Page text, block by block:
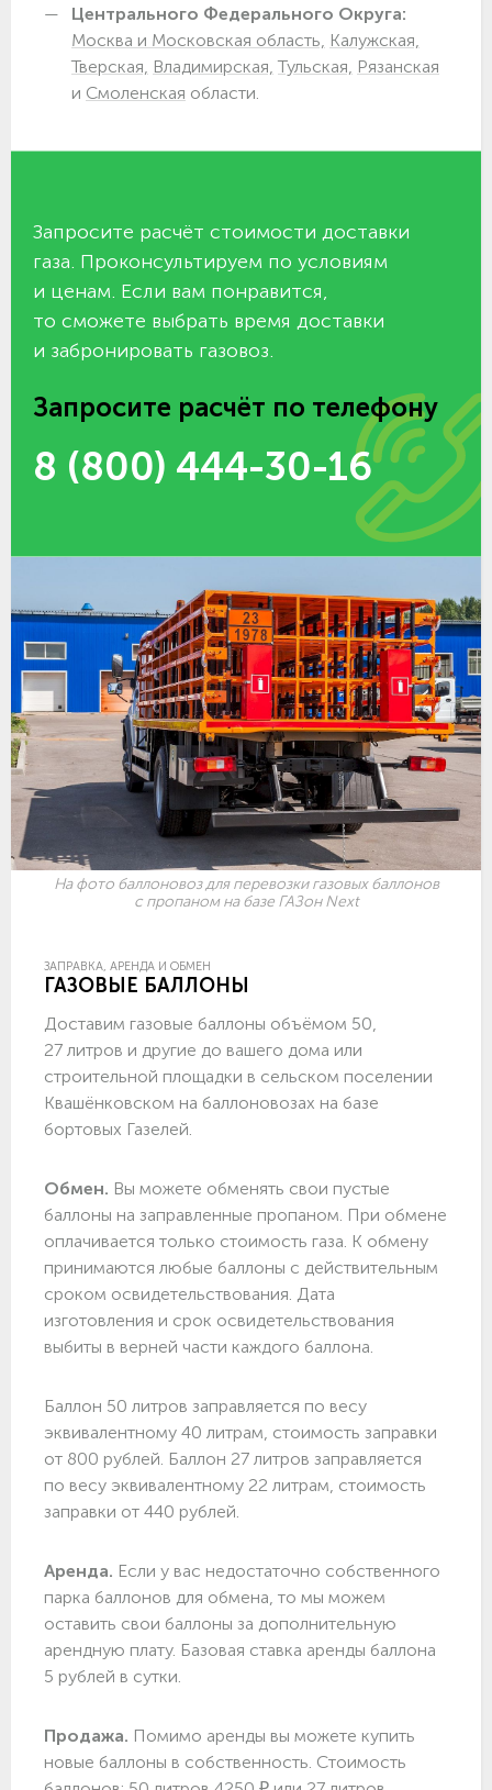
Центрального Федерального Округа:
Москва и Московская область, Калужская,
Тверская, Владимирская, Тульская, Рязанская
и Смоленская области.
Запросите расчёт стоимости доставки
газа. Проконсультируем по условиям
и ценам. Если вам понравится,
то сможете выбрать время доставки
и забронировать газовоз.
Запросите расчёт по телефону
8 (800) 444-30-16
На фото баллоновоз для перевозки газовых баллонов
с пропаном на базе ГАЗон Next
ЗАПРАВКА, АРЕНДА И ОБМЕН
ГАЗОВЫЕ БАЛЛОНЫ
Доставим газовые баллоны объёмом 50,
27 литров и другие до вашего дома или
строительной площадки в сельском поселении
Квашёнковском на баллоновозах на базе
бортовых Газелей.
Обмен. Вы можете обменять свои пустые
баллоны на заправленные пропаном. При обмене
оплачивается только стоимость газа. К обмену
принимаются любые баллоны с действительным
сроком освидетельствования. Дата
изготовления и срок освидетельствования
выбиты в верней части каждого баллона.
Баллон 50 литров заправляется по весу
эквивалентному 40 литрам, стоимость заправки
от 800 рублей. Баллон 27 литров заправляется
по весу эквивалентному 22 литрам, стоимость
заправки от 440 рублей.
Аренда. Если у вас недостаточно собственного
парка баллонов для обмена, то мы можем
оставить свои баллоны за дополнительную
арендную плату. Базовая ставка аренды баллона
5 рублей в сутки.
Продажа. Помимо аренды вы можете купить
новые баллоны в собственность. Стоимость